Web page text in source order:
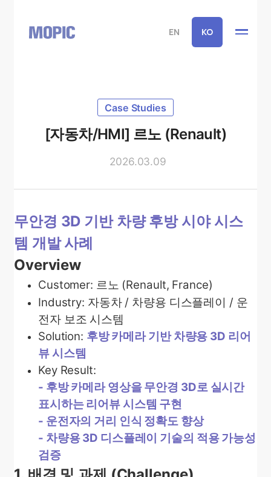
EN KO
Case Studies
[자동차/HMI] 르노 (Renault)
2026.03.09
무안경 3D 기반 차량 후방 시야 시스
템 개발 사례
Overview
Customer: 르노 (Renault, France)
Industry: 자동차 / 차량용 디스플레이 / 운
전자 보조 시스템
Solution: 후방 카메라 기반 차량용 3D 리어
뷰 시스템
Key Result:
- 후방 카메라 영상을 무안경 3D로 실시간
표시하는 리어뷰 시스템 구현
- 운전자의 거리 인식 정확도 향상
- 차량용 3D 디스플레이 기술의 적용 가능성
검증